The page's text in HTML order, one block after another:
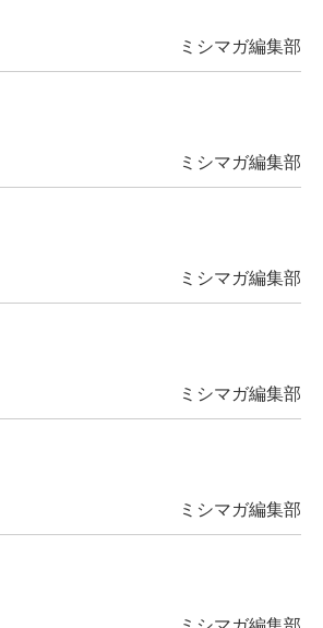
ミシマガ編集部
ミシマガ編集部
ミシマガ編集部
ミシマガ編集部
ミシマガ編集部